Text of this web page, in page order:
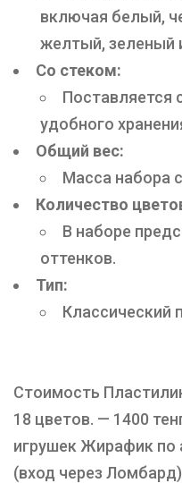
включая белый,
желтый, зеленый
Со стеком:
Поставляется
удобного
Общий вес:
Масса набора
Количество
В наборе
оттенков.
Тип:
Классический
Стоимость
18 цветов. — 1400
игрушек Жирафик по
(вход через